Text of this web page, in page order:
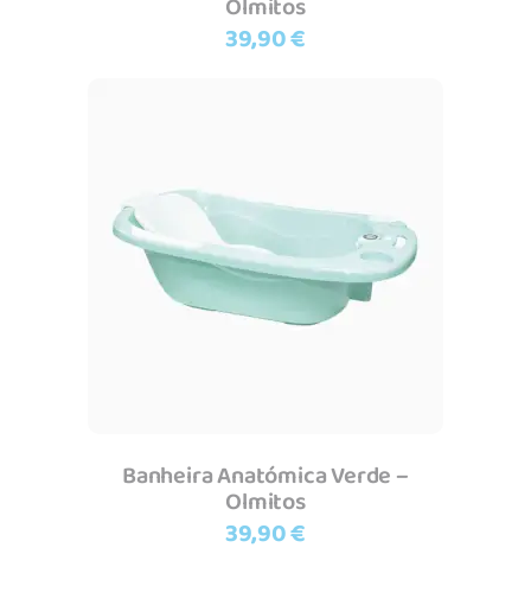
39,90€
Adicionar
Banheira Anatómica Verde –
Olmitos
39,90€